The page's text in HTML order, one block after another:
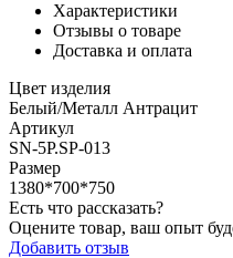
Характеристики
Отзывы о товаре
Доставка и оплата
Цвет изделия
Белый/Металл Антрацит
Артикул
SN-5P.SP-013
Размер
1380*700*750
Есть что рассказать?
Оцените товар, ваш опыт
Добавить отзыв